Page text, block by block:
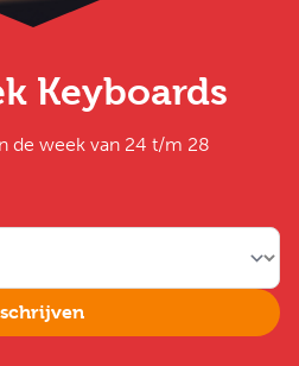
Keyboards
de week van 24 t/m 28